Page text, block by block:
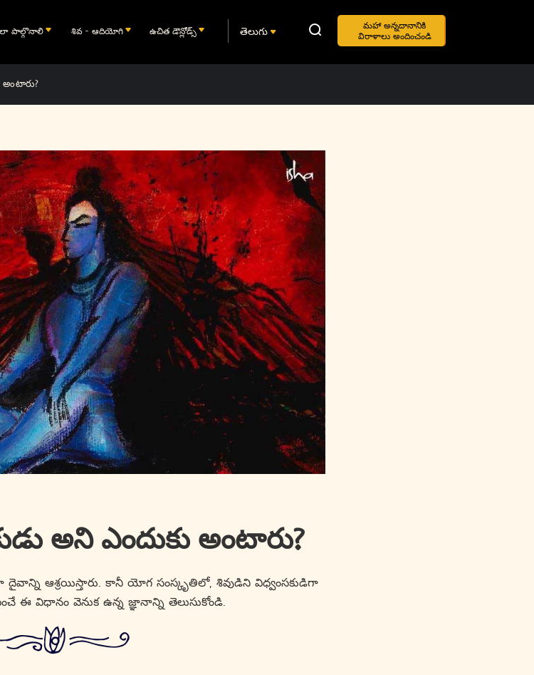
పాల్గొనాలి శివ - ఆదియోగి ఉచిత డౌన్లోడ్స్ తెలుగు
మహా అన్నదానానికి
విరాళాలు అందించండి
అంటారు?
అని ఎందుకు అంటారు?
దైవాన్ని ఆశ్రయిస్తారు. కానీ యోగ సంస్కృతిలో, శివుడిని విధ్వంసకుడిగా
ఈ విధానం వెనుక ఉన్న జ్ఞానాన్ని తెలుసుకోండి.